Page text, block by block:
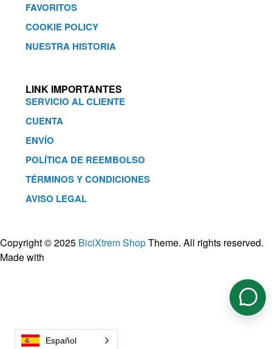
FAVORITOS
COOKIE POLICY
NUESTRA HISTORIA
LINK IMPORTANTES
SERVICIO AL CLIENTE
CUENTA
ENVÍO
POLÍTICA DE REEMBOLSO
TÉRMINOS Y CONDICIONES
AVISO LEGAL
Copyright © 2025 BiciXtrem ShopTheme. All rights reserved.
Made with
Español